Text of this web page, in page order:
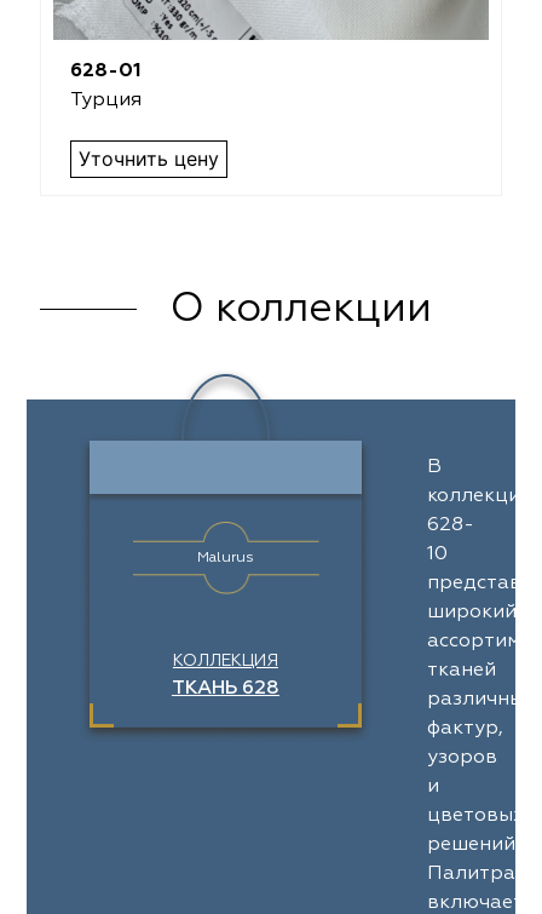
628-01
Турция
Уточнить цену
О коллекции
Malurus
КОЛЛЕКЦИЯ
ТКАНЬ 628
В
коллекции
628-
10
широкий
тканей
различных
фактур,
узоров
и
цветовых
решений.
Палитра
включает